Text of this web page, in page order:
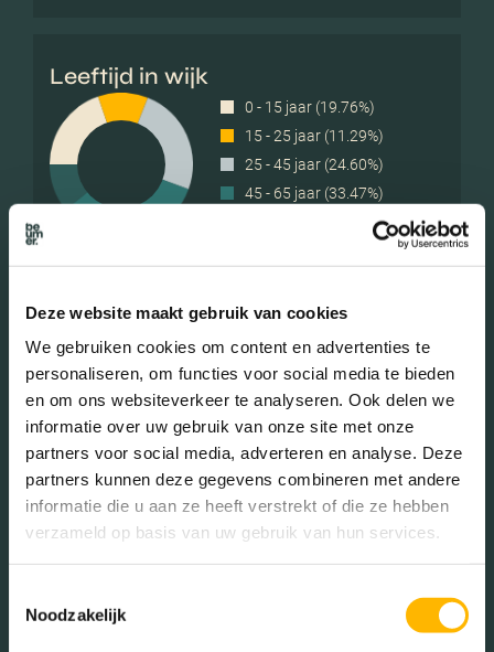
Deze website maakt gebruik van cookies
We gebruiken cookies om content en advertenties te
personaliseren, om functies voor social media te bieden
en om ons websiteverkeer te analyseren. Ook delen we
informatie over uw gebruik van onze site met onze
partners voor social media, adverteren en analyse. Deze
partners kunnen deze gegevens combineren met andere
informatie die u aan ze heeft verstrekt of die ze hebben
verzameld op basis van uw gebruik van hun services.
Noodzakelijk
Leeftijd in wijk
0 - 15 jaar (19.76%)
15 - 25 jaar (11.29%)
25 - 45 jaar (24.60%)
45 - 65 jaar (33.47%)
Geslacht
Mannen (48.77%)
Vrouwen (51.23%)
Gezinnen met kinderen
Zonder kinderen (33.66%)